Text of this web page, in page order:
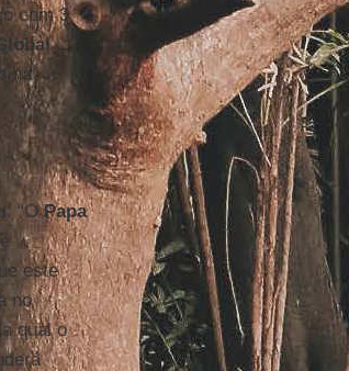
com 3
há
: “OPapa
este
no
qual o